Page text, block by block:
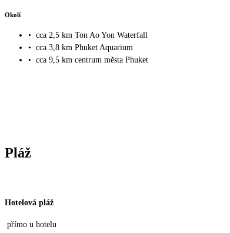
Okolí
• cca 2,5 km Ton Ao Yon Waterfall
• cca 3,8 km Phuket Aquarium
• cca 9,5 km centrum města Phuket
Pláž
Hotelová pláž
přímo u hotelu